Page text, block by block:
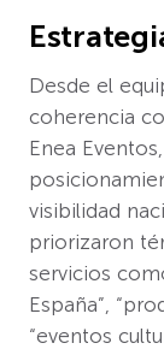
Desde el
coherencia
Enea
visibilidad
priorizaron
servicios
España”,
“eventos